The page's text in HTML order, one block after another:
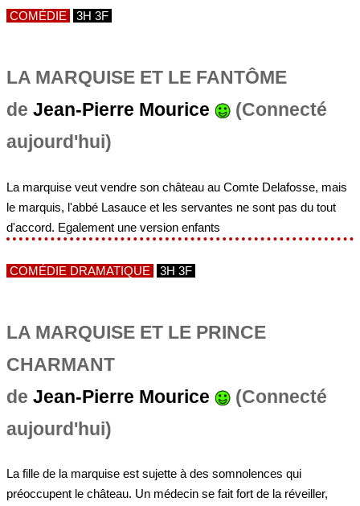
COMÉDIE 3H 3F
LA MARQUISE ET LE FANTÔME
de Jean-Pierre Mourice
(Connecté
aujourd'hui)
La marquise veut vendre son château au Comte Delafosse, mais
le marquis, l'abbé Lasauce et les servantes ne sont pas du tout
d'accord. Egalement une version enfants
COMÉDIE DRAMATIQUE 3H 3F
LA MARQUISE ET LE PRINCE
CHARMANT
de Jean-Pierre Mourice
(Connecté
aujourd'hui)
La fille de la marquise est sujette à des somnolences qui
préoccupent le château. Un médecin se fait fort de la réveiller,